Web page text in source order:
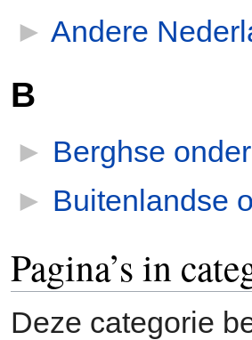
► Andere
B
► Berghse
► Buitenlandse
Pagina’s in
Deze categorie